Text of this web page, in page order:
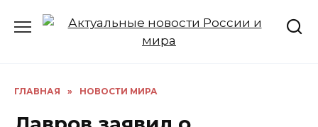
ГЛАВНАЯ » НОВОСТИ МИРА